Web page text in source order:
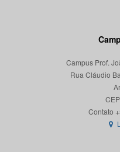
Campus Prof.
Rua Cláudio